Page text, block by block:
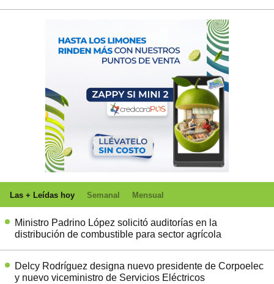
Las + Leídas hoy Semanal Mensual
Ministro Padrino López solicitó auditorías en la
distribución de combustible para sector agrícola
Delcy Rodríguez designa nuevo presidente de Corpoelec
y nuevo viceministro de Servicios Eléctricos